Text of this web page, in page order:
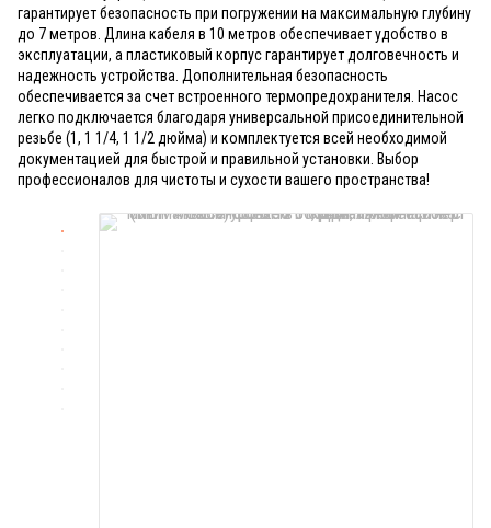
гарантирует безопасность при погружении на максимальную глубину
до 7 метров. Длина кабеля в 10 метров обеспечивает удобство в
эксплуатации, а пластиковый корпус гарантирует долговечность и
надежность устройства. Дополнительная безопасность
обеспечивается за счет встроенного термопредохранителя. Насос
легко подключается благодаря универсальной присоединительной
резьбе (1, 1 1/4, 1 1/2 дюйма) и комплектуется всей необходимой
документацией для быстрой и правильной установки. Выбор
профессионалов для чистоты и сухости вашего пространства!